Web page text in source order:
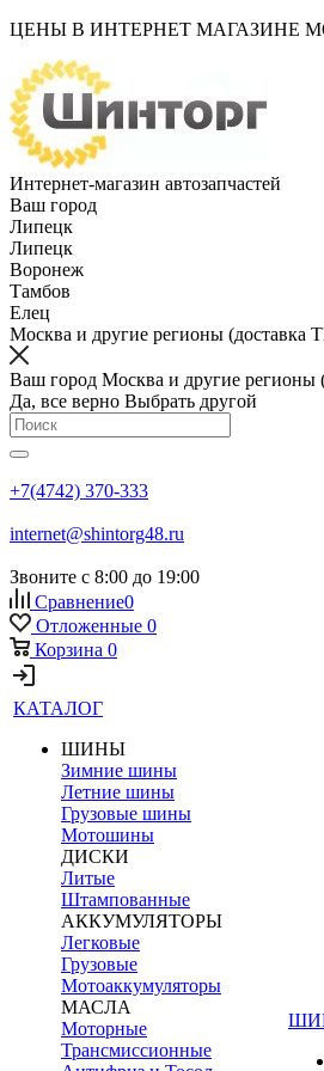
ЦЕНЫ В ИНТЕРНЕТ МАГАЗИНЕ
Интернет-магазин автозапчастей
Ваш город
Липецк
Липецк
Воронеж
Тамбов
Елец
Москва и другие регионы (доставка
Ваш город Москва и другие регионы
Да, все верно Выбрать другой
+7(4742) 370-333
internet@shintorg48.ru
Звоните с 8:00 до 19:00
Сравнение0
Отложенные 0
Корзина 0
КАТАЛОГ
ШИНЫ
Зимние шины
Летние шины
Грузовые шины
Мотошины
ДИСКИ
Литые
Штампованные
АККУМУЛЯТОРЫ
Легковые
Грузовые
Мотоаккумуляторы
МАСЛА
Моторные
Трансмиссионные